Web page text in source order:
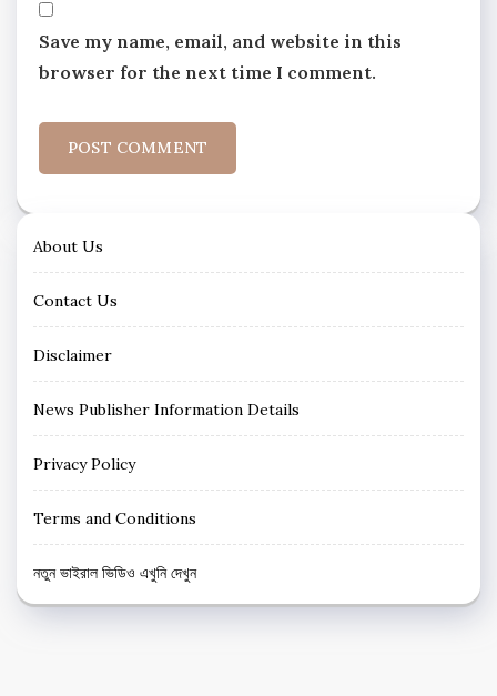
Save my name, email, and website in this
browser for the next time I comment.
About Us
Contact Us
Disclaimer
News Publisher Information Details
Privacy Policy
Terms and Conditions
নতুন ভাইরাল ভিডিও এখুনি দেখুন